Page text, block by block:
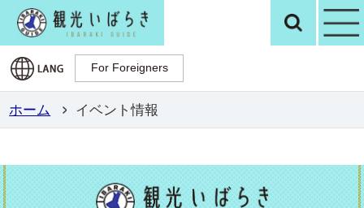
観光いばらき検
For Foreigners
For Foreigners
ホーム イベント情報